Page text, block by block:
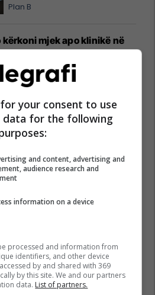
Plan B
kërkoni mjek apo klinikë në
Njihuni me
GjejeMjekun
517m² me tarracë në shitje
C – hapësirë e
për zhvillimin e
your consent to use
data for the following
and content, advertising and
audience research and
information on a device
processed and information from
identifiers, and other device
by and shared with 369
by this site. We and our partners
data. List of partners.